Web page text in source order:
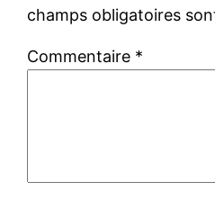
champs obligatoires
Commentaire *